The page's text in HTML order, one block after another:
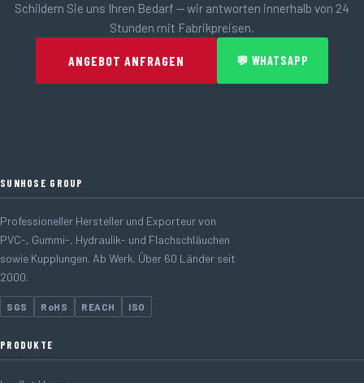
Schildern Sie uns Ihren Bedarf — wir antworten innerhalb von 24
Stunden mit Fabrikpreisen.
ANGEBOT ANFRAGEN 💬 WHATSAPP
SUNHOSE GROUP
Professioneller Hersteller und Exporteur von
PVC-, Gummi-, Hydraulik- und Flachschläuchen
sowie Kupplungen. Ab Werk. Über 60 Länder seit
2000.
SGS RoHS REACH ISO
PRODUKTE